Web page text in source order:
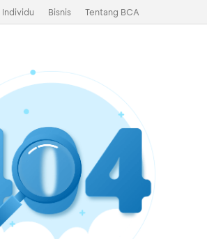
Individu Bisnis Tentang BCA